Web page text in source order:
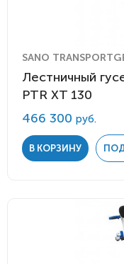
SANO
Лестничный
PTR XT 130
466 300 руб.
В КОРЗИНУ